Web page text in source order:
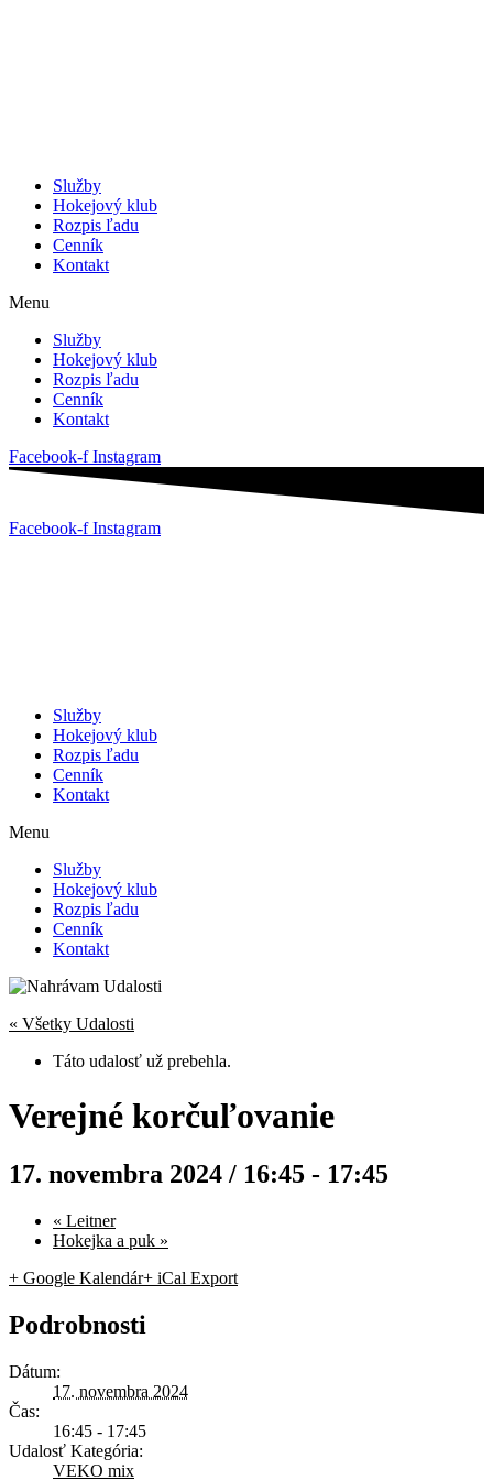
Služby
Hokejový klub
Rozpis ľadu
Cenník
Kontakt
Menu
Služby
Hokejový klub
Rozpis ľadu
Cenník
Kontakt
Facebook-f Instagram
Facebook-f Instagram
Služby
Hokejový klub
Rozpis ľadu
Cenník
Kontakt
Menu
Služby
Hokejový klub
Rozpis ľadu
Cenník
Kontakt
« Všetky Udalosti
Táto udalosť už prebehla.
Verejné korčuľovanie
17. novembra 2024 / 16:45 - 17:45
« Leitner
Hokejka a puk »
+ Google Kalendár+ iCal Export
Podrobnosti
Dátum:
17. novembra 2024
Čas:
16:45 - 17:45
Udalosť Kategória:
VEKO mix